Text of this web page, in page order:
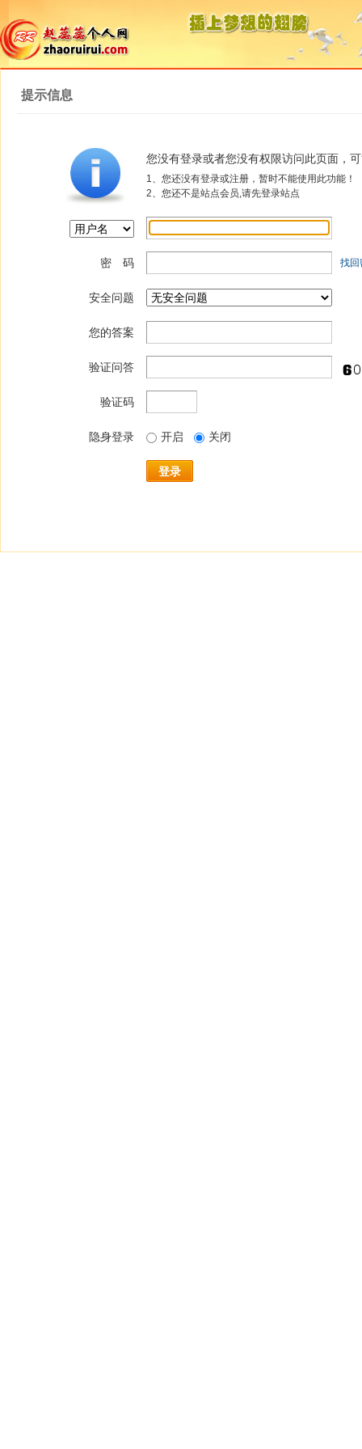
提示信息
您没有登录或者您没有权限访问此页面，
1、您还没有登录或注册，暂时不能使用此功能！
2、您还不是站点会员,请先登录站点
密 码 找回
安全问题
您的答案
验证问答
验证码
隐身登录 开启 关闭
登录